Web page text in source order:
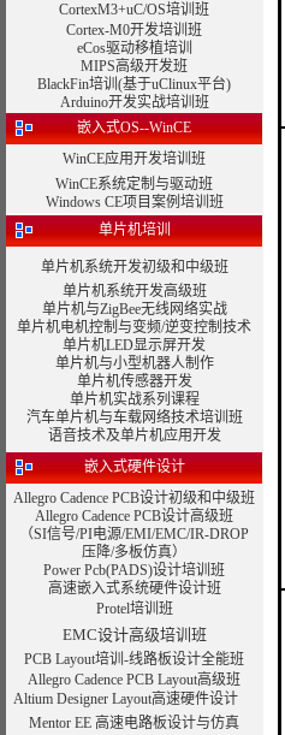
CortexM3+uC/OS培训班
Cortex-M0开发培训班
eCos驱动移植培训
MIPS高级开发班
BlackFin培训(基于uClinux平台)
Arduino开发实战培训班
嵌入式OS--WinCE
WinCE应用开发培训班
WinCE系统定制与驱动班
Windows CE项目案例培训班
单片机培训
单片机系统开发初级和中级班
单片机系统开发高级班
单片机与ZigBee无线网络实战
单片机电机控制与变频/逆变控制技术
单片机LED显示屏开发
单片机与小型机器人制作
单片机传感器开发
单片机实战系列课程
汽车单片机与车载网络技术培训班
语音技术及单片机应用开发
嵌入式硬件设计
Allegro Cadence PCB设计初级和中级班
Allegro Cadence PCB设计高级班
（SI信号/PI电源/EMI/EMC/IR-DROP
压降/多板仿真）
Power Pcb(PADS)设计培训班
高速嵌入式系统硬件设计班
Protel培训班
EMC设计高级培训班
PCB Layout培训-线路板设计全能班
Allegro Cadence PCB Layout高级班
Altium Designer Layout高速硬件设计
Mentor EE 高速电路板设计与仿真